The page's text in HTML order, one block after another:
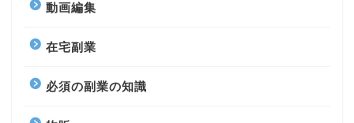
動画編集
在宅副業
必須の副業の知識